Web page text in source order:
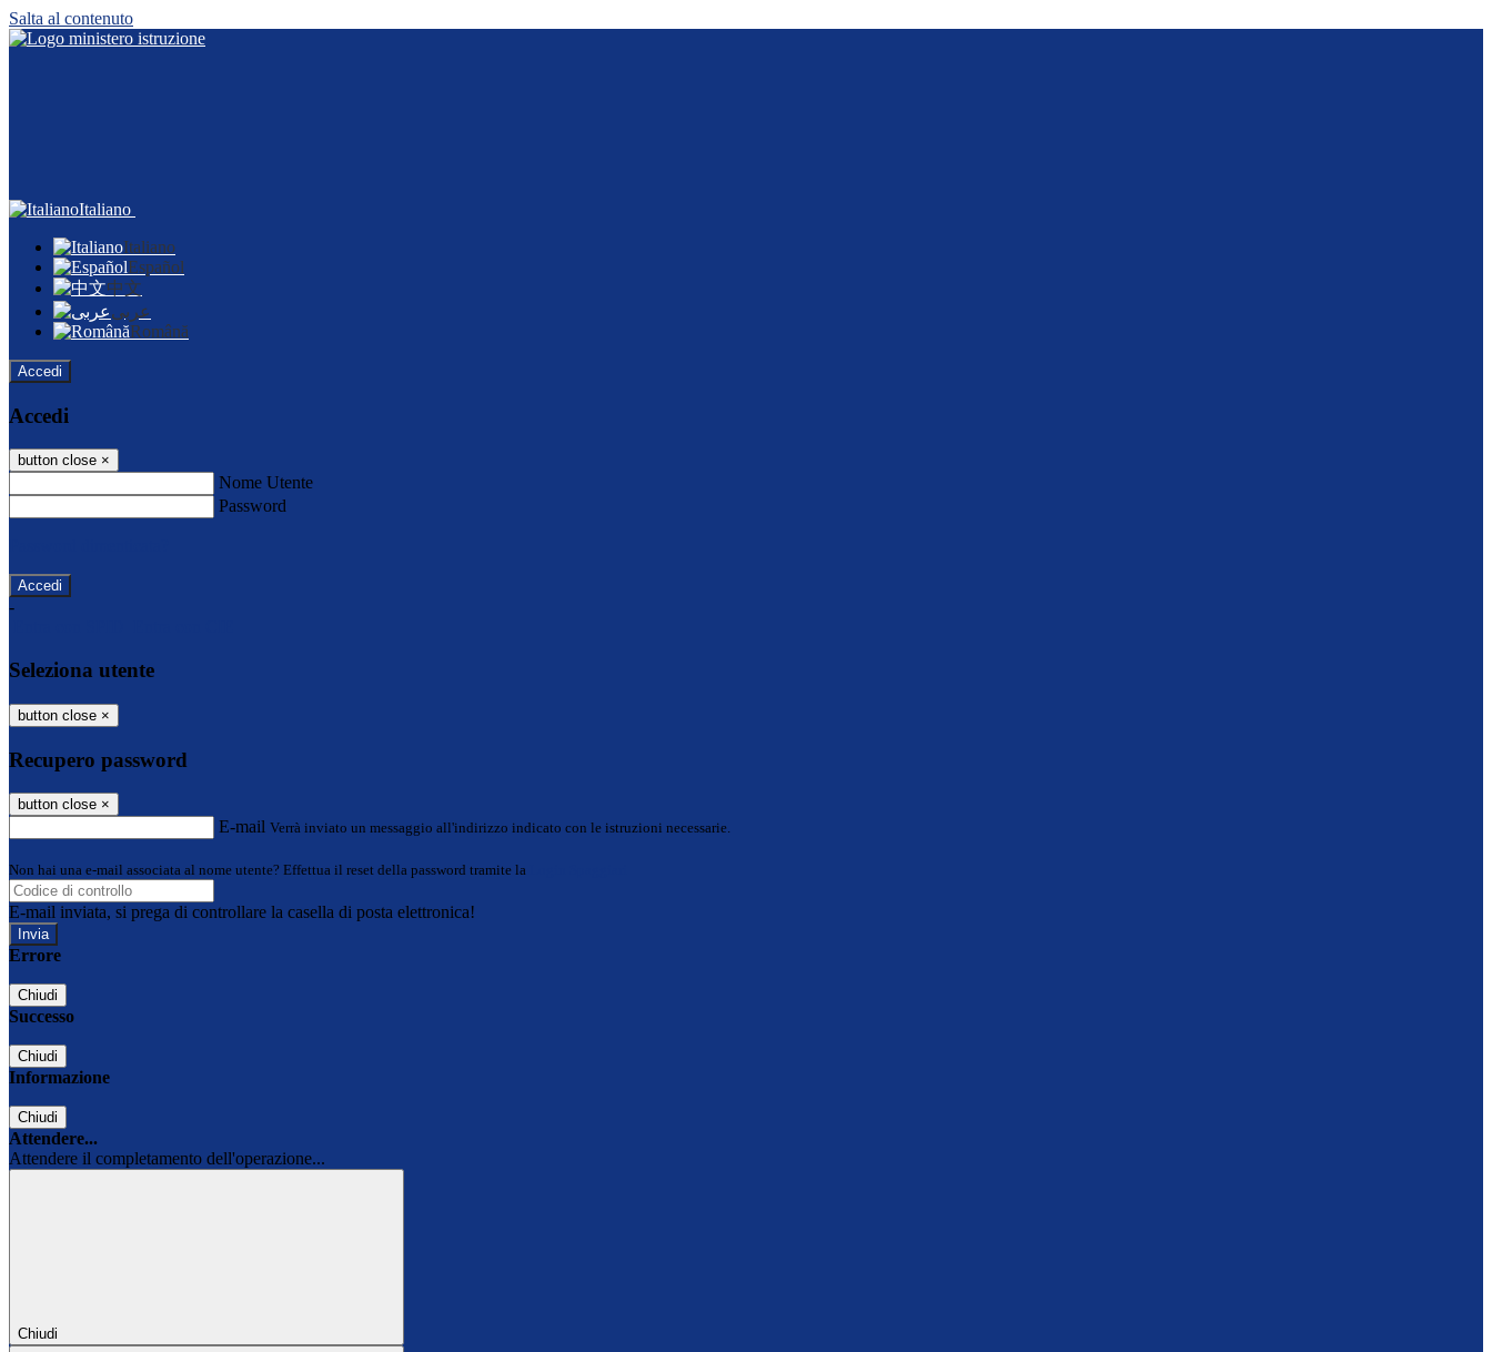
Salta al contenuto
Italiano
Italiano
Español
中文
عربى
Română
Accedi
Accedi
button close ×
Nome Utente
Password
-
Seleziona utente
button close ×
Recupero password
button close ×
E-mail Verrà inviato un messaggio all'indirizzo indicato con le istruzioni necessarie.
Non hai una e-mail associata al nome utente? Effettua il reset della password tramite la
E-mail inviata, si prega di controllare la casella di posta elettronica!
Errore
Chiudi
Successo
Chiudi
Informazione
Chiudi
Attendere...
Attendere il completamento dell'operazione...
Chiudi